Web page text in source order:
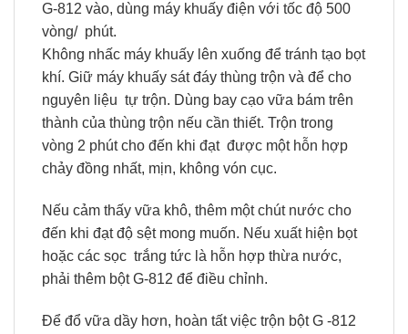
G-812 vào, dùng máy khuấy điện với tốc độ 500
vòng/ phút.
Không nhấc máy khuấy lên xuống để tránh tạo bọt
khí. Giữ máy khuấy sát đáy thùng trộn và để cho
nguyên liệu tự trộn. Dùng bay cạo vữa bám trên
thành của thùng trộn nếu cần thiết. Trộn trong
vòng 2 phút cho đến khi đạt được một hỗn hợp
chảy đồng nhất, mịn, không vón cục.
Nếu cảm thấy vữa khô, thêm một chút nước cho
đến khi đạt độ sệt mong muốn. Nếu xuất hiện bọt
hoặc các sọc trắng tức là hỗn hợp thừa nước,
phải thêm bột G-812 để điều chỉnh.
Để đổ vữa dầy hơn, hoàn tất việc trộn bột G -812